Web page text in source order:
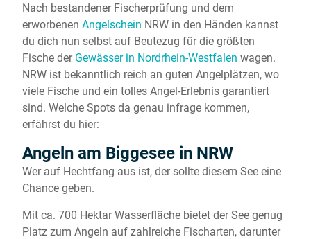
Nach bestandener Fischerprüfung und dem
erworbenen Angelschein NRW in den Händen kannst
du dich nun selbst auf Beutezug für die größten
Fische der Gewässer in Nordrhein-Westfalen wagen.
NRW ist bekanntlich reich an guten Angelplätzen, wo
viele Fische und ein tolles Angel-Erlebnis garantiert
sind. Welche Spots da genau infrage kommen,
erfährst du hier:
Angeln am Biggesee in NRW
Wer auf Hechtfang aus ist, der sollte diesem See eine
Chance geben.
Mit ca. 700 Hektar Wasserfläche bietet der See genug
Platz zum Angeln auf zahlreiche Fischarten, darunter